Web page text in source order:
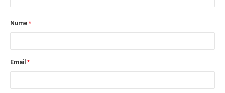
Nume *
Email *